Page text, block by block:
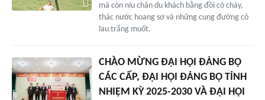
mà còn níu chân du khách bằng đồi cỏ cháy,
thác nước hoang sơ và những cung đường cỏ
lau trắng muốt.
CHÀO MỪNG ĐẠI HỘI ĐẢNG BỘ
CÁC CẤP, ĐẠI HỘI ĐẢNG BỘ TỈNH
NHIỆM KỲ 2025-2030 VÀ ĐẠI HỘI